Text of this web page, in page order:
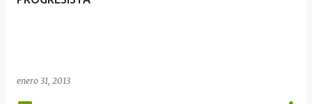
enero 31, 2013